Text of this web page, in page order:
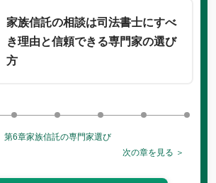
家族信託の相談は司法書士にすべ
き理由と信頼できる専門家の選び
方
次の章を見る ＞
第6章家族信託の専門家選び